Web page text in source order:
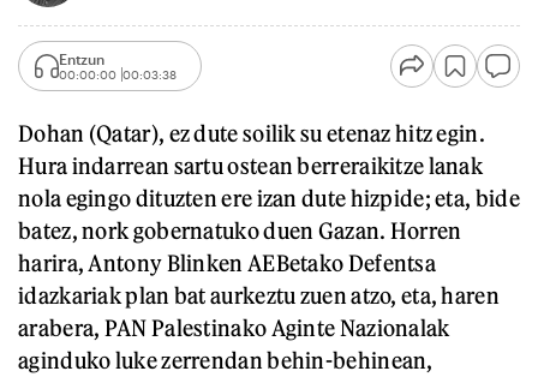
Entzun
00:00:00 00:03:38
Dohan (Qatar), ez dute soilik su etenaz hitz egin.
Hura indarrean sartu ostean berreraikitze lanak
nola egingo dituzten ere izan dute hizpide; eta, bide
batez, nork gobernatuko duen Gazan. Horren
harira, Antony Blinken AEBetako Defentsa
idazkariak plan bat aurkeztu zuen atzo, eta, haren
arabera, PAN Palestinako Aginte Nazionalak
aginduko luke zerrendan behin-behinean,